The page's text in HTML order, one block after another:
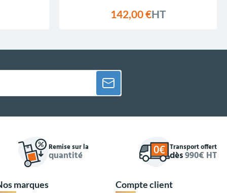
142,00 €HT
Remise sur la
quantité
Transport offert
dès990€ HT
marques Compte client